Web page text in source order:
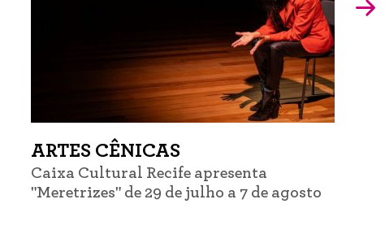
ARTES CÊNICAS
Caixa Cultural Recife apresenta
"Meretrizes" de 29 de julho a 7 de agosto